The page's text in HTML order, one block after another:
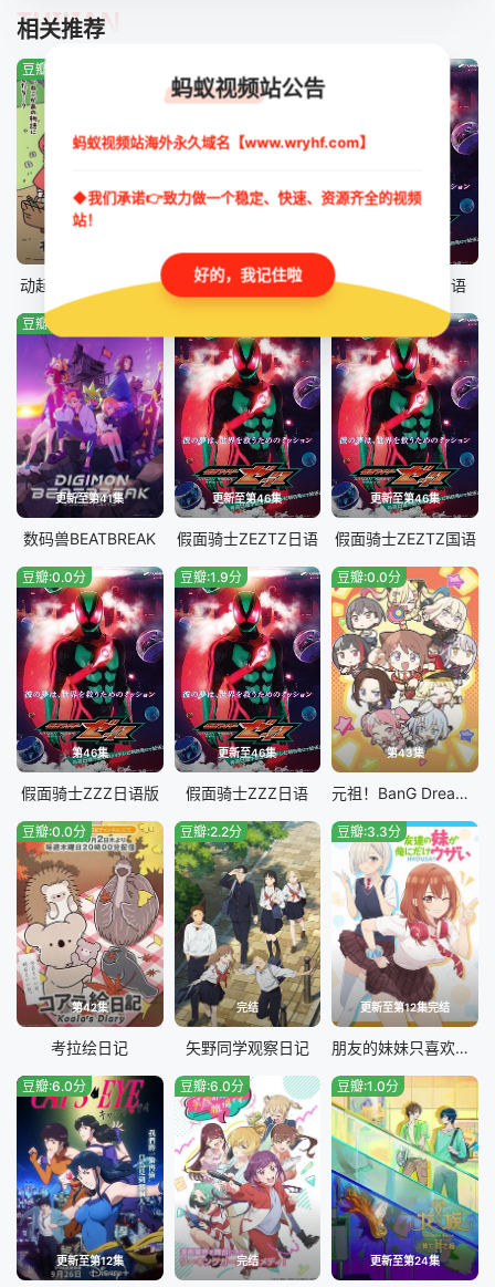
相关推荐
TUIJIAN
豆瓣:1.0分
动起来！从前有只猫 数码兽 BEATBREAK 假面骑士ZZZ国语
更新至第41集
豆瓣:2.0分
数码兽BEATBREAK
更新至第46集
假面骑士ZEZTZ日语
更新至第46集
假面骑士ZEZTZ国语
第46集
豆瓣:0.0分
假面骑士ZZZ​日语版
更新至46集
豆瓣:1.9分
假面骑士ZZZ日语
第43集
豆瓣:0.0分
元祖！BanG Dream酱
第42集
豆瓣:0.0分
考拉绘日记
完结
豆瓣:2.2分
矢野同学观察日记
更新至第12集完结
豆瓣:3.3分
朋友的妹妹只喜欢烦我
更新至第12集
豆瓣:6.0分
完结
豆瓣:6.0分
更新至第24集
豆瓣:1.0分
蚂蚁视频站公告
蚂蚁视频站海外永久域名【www.wryhf.com】
◆我们承诺👉致力做一个稳定、快速、资源齐全的视频
站！
好的，我记住啦